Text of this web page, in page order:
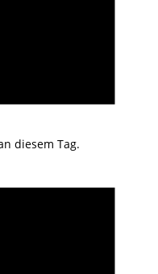
diesem Tag.